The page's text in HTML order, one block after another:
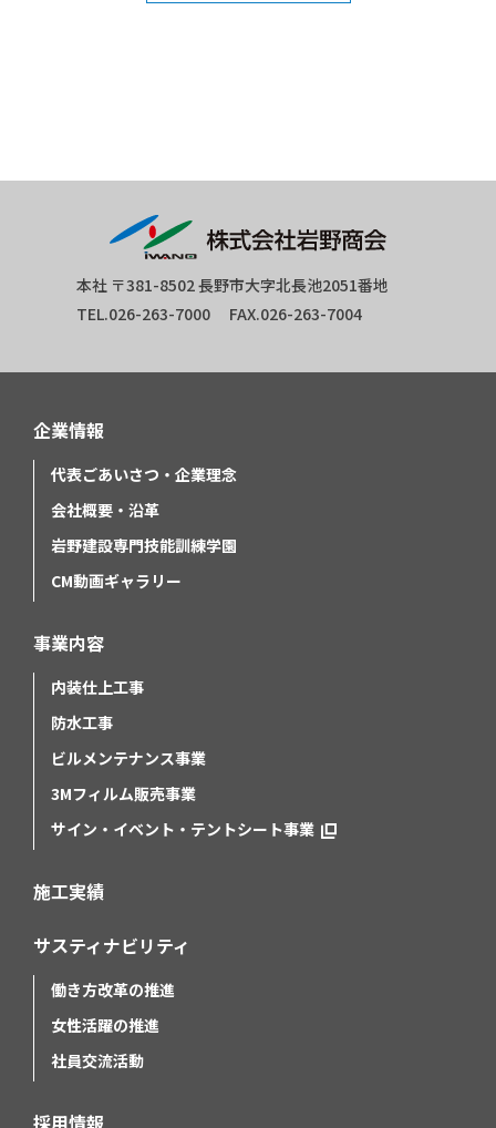
本社 〒381-8502 長野市大字北長池2051番地
TEL.026-263-7000 FAX.026-263-7004
企業情報
代表ごあいさつ・企業理念
会社概要・沿革
岩野建設専門技能訓練学園
CM動画ギャラリー
事業内容
内装仕上工事
防水工事
ビルメンテナンス事業
3Mフィルム販売事業
サイン・イベント・テントシート事業
施工実績
サスティナビリティ
働き方改革の推進
女性活躍の推進
社員交流活動
採用情報